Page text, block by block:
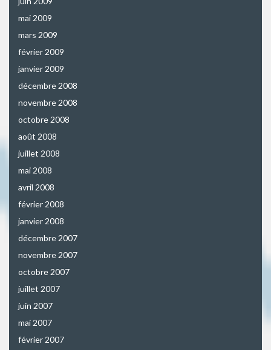
mai 2009
mars 2009
février 2009
janvier 2009
décembre 2008
novembre 2008
octobre 2008
août 2008
juillet 2008
mai 2008
avril 2008
février 2008
janvier 2008
décembre 2007
novembre 2007
octobre 2007
juillet 2007
juin 2007
mai 2007
février 2007